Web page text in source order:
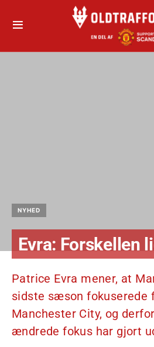
NYHED
Evra: Forskellen
Patrice Evra mener, at
sidste sæson fokuserede
Manchester City, og
ændrede fokus har gjort